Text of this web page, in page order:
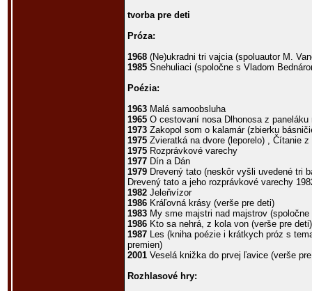
tvorba pre deti
Próza:
1968 (Ne)ukradni tri vajcia (spoluautor M.
1985 Snehuliaci (spoločne s Vladom
Poézia:
1963 Malá samoobsluha
1965 O cestovaní nosa Dlhonosa z paneláku
1973 Zakopol som o kalamár (zbierku
1975 Zvieratká na dvore (leporelo) , Čítanie z
1975 Rozprávkové varechy
1977 Dín a Dán
1979 Drevený tato (neskôr vyšli uvedené tri
Drevený tato a jeho rozprávkové varechy
1982 Jeleňvízor
1986 Kráľovná krásy (verše pre deti)
1983 My sme majstri nad majstrov
1986 Kto sa nehrá, z kola von (verše pre deti)
1987 Les (kniha poézie i krátkych próz s
premien)
2001 Veselá knižka do prvej ľavice (verše
Rozhlasové hry: